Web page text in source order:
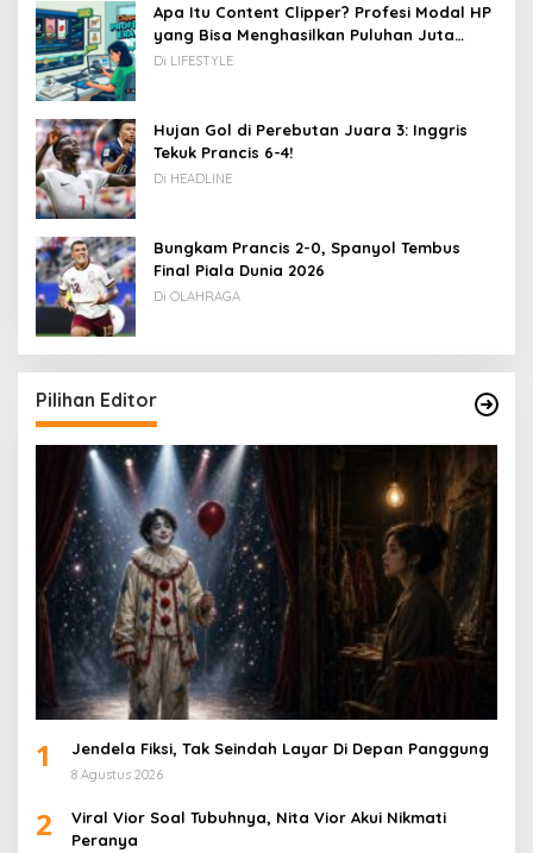
Apa Itu Content Clipper? Profesi Modal HP
yang Bisa Menghasilkan Puluhan Juta
Rupiah
Di LIFESTYLE
Hujan Gol di Perebutan Juara 3: Inggris
Tekuk Prancis 6-4!
Di HEADLINE
Bungkam Prancis 2-0, Spanyol Tembus
Final Piala Dunia 2026
Di OLAHRAGA
Pilihan Editor
1 Jendela Fiksi, Tak Seindah Layar Di Depan Panggung
8 Agustus 2026
2
Viral Vior Soal Tubuhnya, Nita Vior Akui Nikmati
Peranya